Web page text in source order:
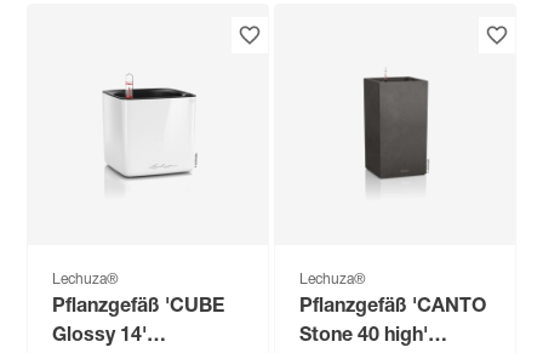
Lechuza®
Pflanzgefäß 'CUBE
Glossy 14'
Lechuza®
Pflanzgefäß 'CANTO
Stone 40 high'